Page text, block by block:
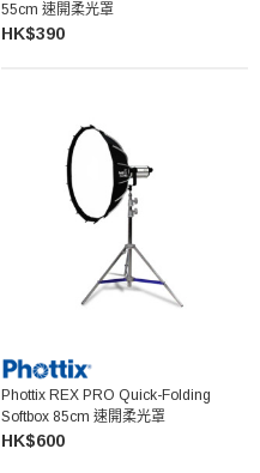
55cm 速開柔光罩
HK$390
Phottix REX PRO Quick-Folding
Softbox 85cm 速開柔光罩
HK$600